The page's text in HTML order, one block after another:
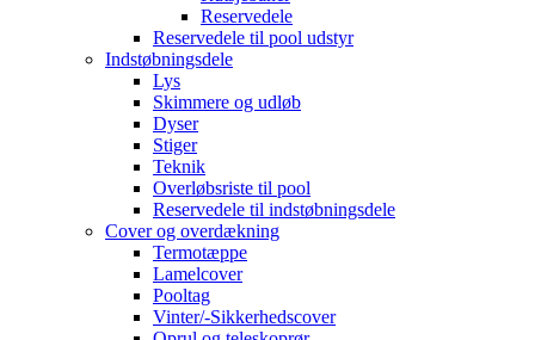
Reservedele
Reservedele til pool udstyr
Indstøbningsdele
Lys
Skimmere og udløb
Dyser
Stiger
Teknik
Overløbsriste til pool
Reservedele til indstøbningsdele
Cover og overdækning
Termotæppe
Lamelcover
Pooltag
Vinter/-Sikkerhedscover